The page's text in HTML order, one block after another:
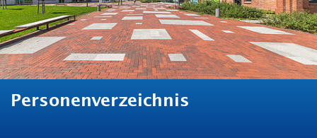
Blogs Kontakt und Anfahrt Webmail Moodle
TH Online-Portal Personensuche English
Personenverzeichnis